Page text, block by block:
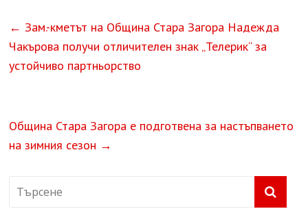
← Зам.-кметът на Община Стара Загора Надежда
Чакърова получи отличителен знак „Телерик“ за
устойчиво партньорство
Община Стара Загора е подготвена за настъпването
на зимния сезон →